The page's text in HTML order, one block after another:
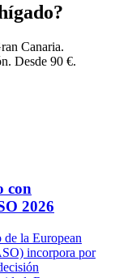
Canaria.
Desde 90 €.
con
2026
la European
incorpora por